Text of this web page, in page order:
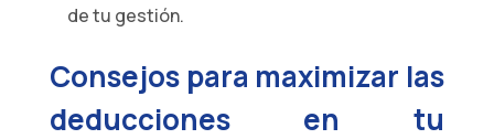
de tu gestión.
Consejos para maximizar las
deducciones en tu